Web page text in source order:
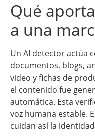
Qué
a una
Un AI detector actúa
documentos, blogs,
video y fichas de
el contenido fue
automática. Esta
voz humana estable.
cuidan así la